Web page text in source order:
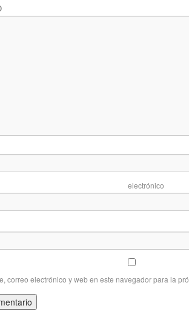
correo electrónico y web en este navegador para la